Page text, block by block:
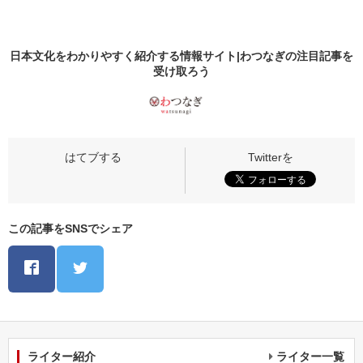
日本文化をわかりやすく紹介する情報サイト|わつなぎの注目記事を
受け取ろう
この記事をSNSでシェア
ライター紹介 ライター一覧